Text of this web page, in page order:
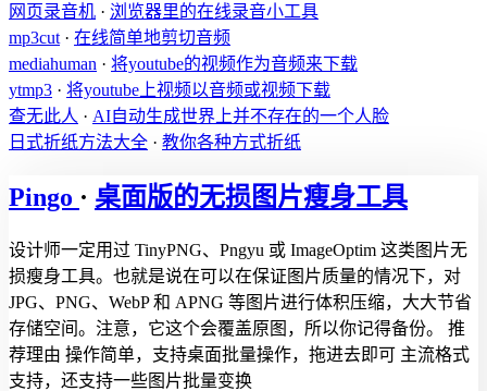
网页录音机 · 浏览器里的在线录音小工具
mp3cut · 在线简单地剪切音频
mediahuman · 将youtube的视频作为音频来下载
ytmp3 · 将youtube上视频以音频或视频下载
查无此人 · AI自动生成世界上并不存在的一个人脸
日式折纸方法大全 · 教你各种方式折纸
Pingo · 桌面版的无损图片瘦身工具
设计师一定用过 TinyPNG、Pngyu 或 ImageOptim 这类图片无
损瘦身工具。也就是说在可以在保证图片质量的情况下，对
JPG、PNG、WebP 和 APNG 等图片进行体积压缩，大大节省
存储空间。注意，它这个会覆盖原图，所以你记得备份。 推
荐理由 操作简单，支持桌面批量操作，拖进去即可 主流格式
支持，还支持一些图片批量变换